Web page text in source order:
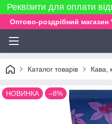
Реквізити для оплати
Оптово-роздрібний магазин
Каталог товарів Кава,
НОВИНКА –8%